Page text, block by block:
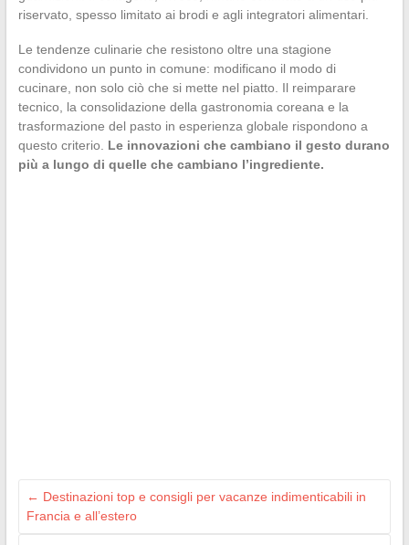
riservato, spesso limitato ai brodi e agli integratori alimentari.
Le tendenze culinarie che resistono oltre una stagione
condividono un punto in comune: modificano il modo di
cucinare, non solo ciò che si mette nel piatto. Il reimparare
tecnico, la consolidazione della gastronomia coreana e la
trasformazione del pasto in esperienza globale rispondono a
questo criterio. Le innovazioni che cambiano il gesto durano
più a lungo di quelle che cambiano l’ingrediente.
← Destinazioni top e consigli per vacanze indimenticabili in
Francia e all’estero